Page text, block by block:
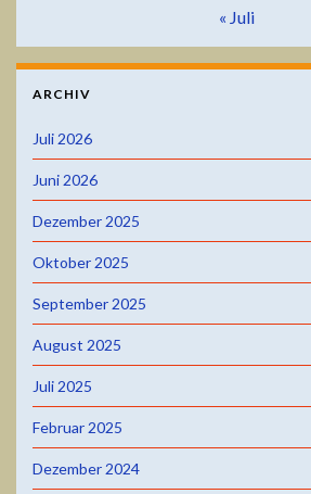
« Juli
ARCHIV
Juli 2026
Juni 2026
Dezember 2025
Oktober 2025
September 2025
August 2025
Juli 2025
Februar 2025
Dezember 2024